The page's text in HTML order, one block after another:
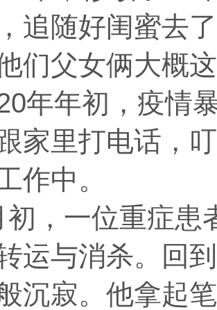
追随好闺蜜去
们父女俩大概
年初，疫情暴
家里打电话，
作中。
一位重症患
运与消杀。回
沉寂。他拿起